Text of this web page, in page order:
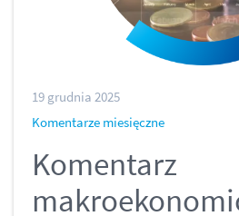
19 grudnia 2025
Komentarze miesięczne
Komentarz